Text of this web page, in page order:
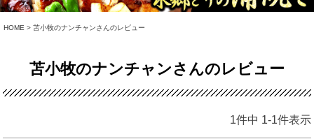
HOME 苫小牧のナンチャンさんのレビュー
苫小牧のナンチャンさんのレビュー
1件中 1-1件表示